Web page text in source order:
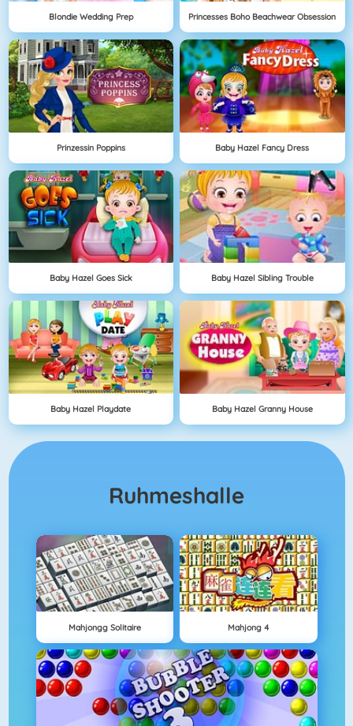
Blondie Wedding Prep Princesses Boho Beachwear Obsession
Prinzessin Poppins Baby Hazel Fancy Dress
Baby Hazel Goes Sick Baby Hazel Sibling Trouble
Baby Hazel Playdate Baby Hazel Granny House
Ruhmeshalle
Mahjongg Solitaire Mahjong 4